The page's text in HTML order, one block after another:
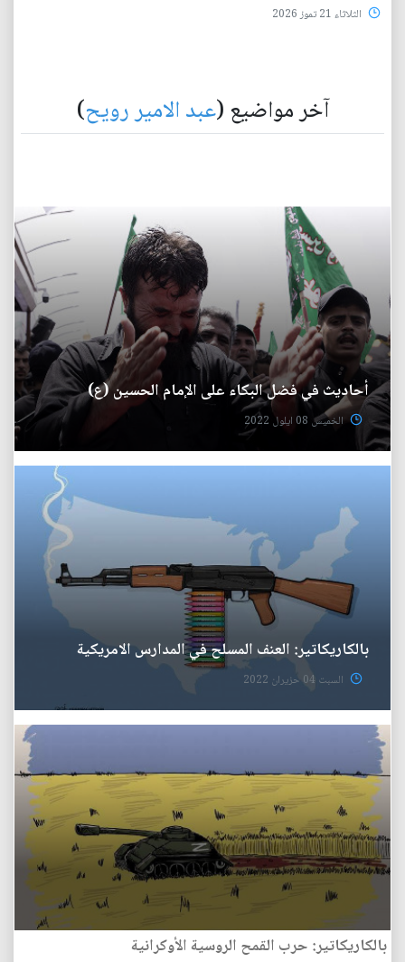
الثلاثاء 21 تموز 2026
آخر مواضيع (عبد الامير رويح)
أحاديث في فضل البكاء على الإمام الحسين (ع)
الخميس 08 ايلول 2022
بالكاريكاتير: العنف المسلح في المدارس الامريكية
السبت 04 حزيران 2022
بالكاريكاتير: حرب القمح الروسية الأوكرانية